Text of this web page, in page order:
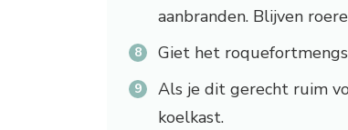
aanbranden. Blijven
Giet het
Als je dit gerecht ruim
koelkast.